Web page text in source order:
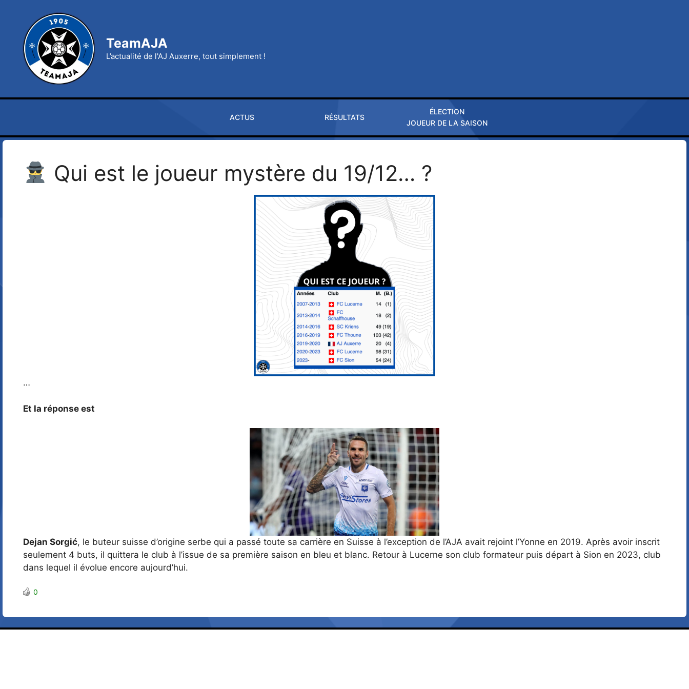
contenu
TeamAJA
L’actualité de l'AJ Auxerre, tout simplement !
ACTUS RÉSULTATS
ÉLECTION
JOUEUR DE LA SAISON
Qui est le joueur mystère du 19/12… ?
…
Et la réponse est
Dejan Sorgić, le buteur suisse d’origine serbe qui a passé toute sa carrière en Suisse à l’exception de l’AJA avait rejoint l’Yonne en 2019. Après avoir inscrit
seulement 4 buts, il quittera le club à l’issue de sa première saison en bleu et blanc. Retour à Lucerne son club formateur puis départ à Sion en 2023, club
dans lequel il évolue encore aujourd’hui.
0